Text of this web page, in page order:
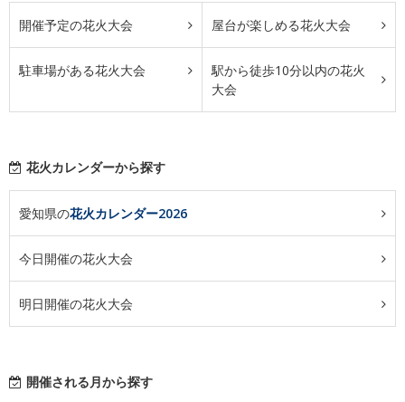
開催予定の花火大会 屋台が楽しめる花火大会
駐車場がある花火大会
駅から徒歩10分以内の花火
大会
花火カレンダーから探す
愛知県の花火カレンダー2026
今日開催の花火大会
明日開催の花火大会
開催される月から探す